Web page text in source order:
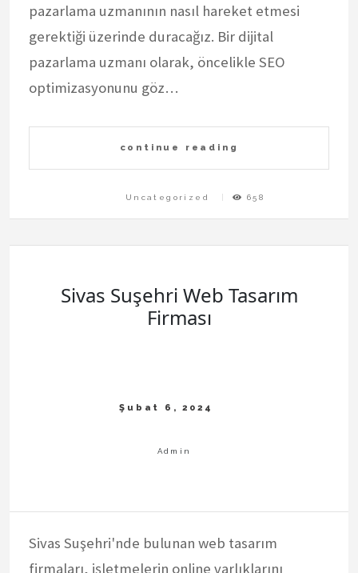
pazarlama uzmanının nasıl hareket etmesi
gerektiği üzerinde duracağız. Bir dijital
pazarlama uzmanı olarak, öncelikle SEO
optimizasyonunu göz…
continue reading
Uncategorized 658
Sivas Suşehri Web Tasarım
Firması
Sivas Suşehri'nde bulunan web tasarım
firmaları, işletmelerin online varlıklarını